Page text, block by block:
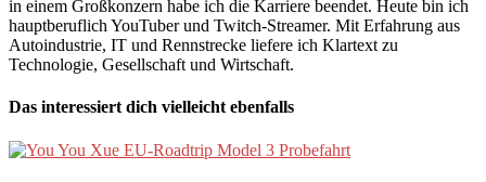
in einem Großkonzern habe ich die Karriere beendet. Heute bin ich
hauptberuflich YouTuber und Twitch-Streamer. Mit Erfahrung aus
Autoindustrie, IT und Rennstrecke liefere ich Klartext zu
Technologie, Gesellschaft und Wirtschaft.
Das interessiert dich vielleicht ebenfalls